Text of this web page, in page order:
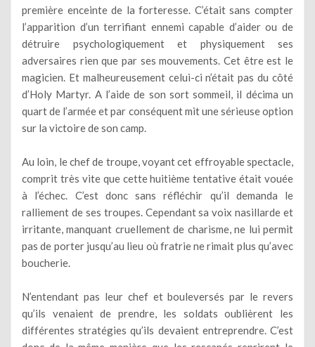
première enceinte de la forteresse. C’était sans compter
l’apparition d’un terrifiant ennemi capable d’aider ou de
détruire psychologiquement et physiquement ses
adversaires rien que par ses mouvements. Cet être est le
magicien. Et malheureusement celui-ci n’était pas du côté
d’Holy Martyr. A l’aide de son sort sommeil, il décima un
quart de l’armée et par conséquent mit une sérieuse option
sur la victoire de son camp.
Au loin, le chef de troupe, voyant cet effroyable spectacle,
comprit très vite que cette huitième tentative était vouée
à l’échec. C’est donc sans réfléchir qu’il demanda le
ralliement de ses troupes. Cependant sa voix nasillarde et
irritante, manquant cruellement de charisme, ne lui permit
pas de porter jusqu’au lieu où fratrie ne rimait plus qu’avec
boucherie.
N’entendant pas leur chef et bouleversés par le revers
qu’ils venaient de prendre, les soldats oublièrent les
différentes stratégies qu’ils devaient entreprendre. C’est